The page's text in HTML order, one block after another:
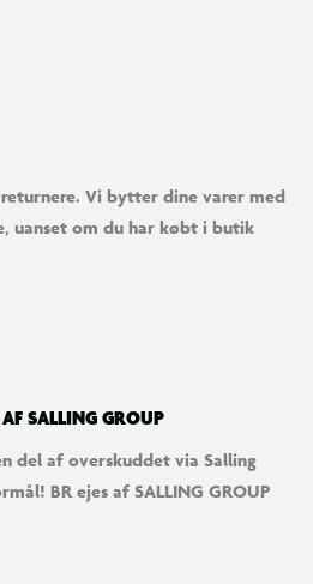
Vi bytter dine varer med
uanset om du har købt i butik
AF SALLING GROUP
del af overskuddet via Salling
BR ejes af SALLING GROUP